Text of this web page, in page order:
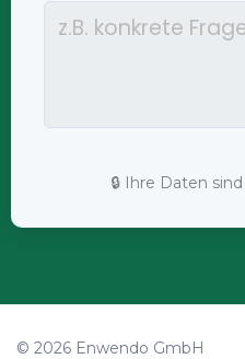
🔒 Ihre Daten
© 2026 Enwendo GmbH